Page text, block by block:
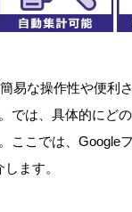
易な操作性や便利
では、具体的にど
ここでは、Google
ます。